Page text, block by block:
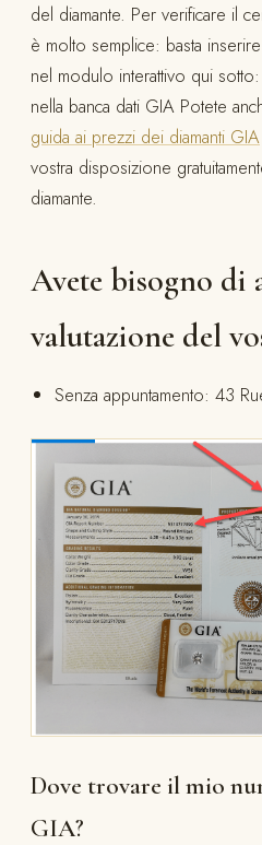
del diamante. Per verificare il
è molto semplice: basta
nel modulo interattivo qui
nella banca dati GIA Potete
guida ai prezzi dei diamanti GIA
vostra disposizione
diamante.
Avete bisogno di
valutazione del
Senza appuntamento: 43
Dove trovare il mio
GIA?